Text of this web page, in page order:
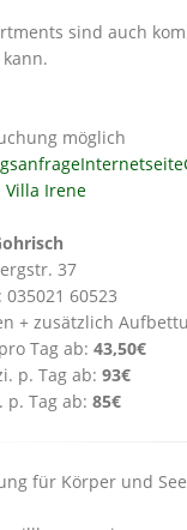
sind auch
möglich
Internetseite
Villa Irene
37
035021 60523
+ zusätzlich
Tag ab: 43,50€
p. Tag ab: 93€
p. Tag ab: 85€
für Körper und